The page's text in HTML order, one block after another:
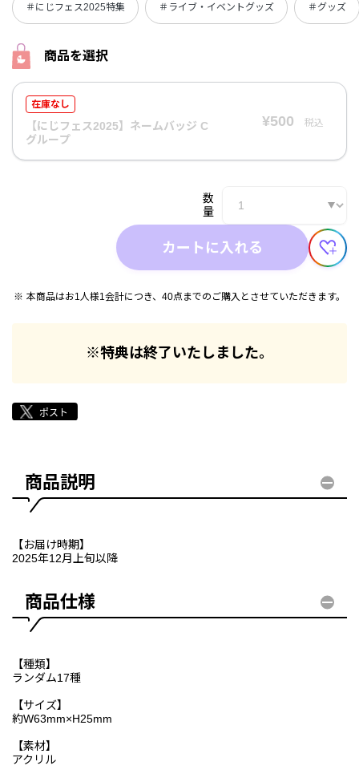
＃にじフェス2025特集 ＃ライブ・イベントグッズ ＃グッズ
商品を選択
在庫なし
【にじフェス2025】ネームバッジ C
グループ
¥500 税込
数
量
カートに入れる
本商品はお1人様1会計につき、40点までのご購入とさせていただきます。
※特典は終了いたしました。
商品説明
【お届け時期】
2025年12月上旬以降
商品仕様
【種類】
ランダム17種
【サイズ】
約W63mm×H25mm
【素材】
アクリル